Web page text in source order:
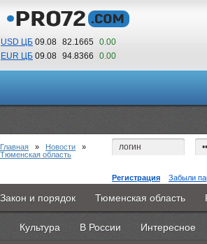
USD ЦБ 09.08 82.1665 0.00
EUR ЦБ 09.08 94.8366 0.00
13 08
По Гринвичу (GMT +5)
Регистрация Забыли
Главная Новости Объявления
Каталоги 9PS Прочее
Закон и порядок Тюменская область
Культура В России Интересное
Главная » Новости »
Тюменская область
Тюменский Росреестр
земельного